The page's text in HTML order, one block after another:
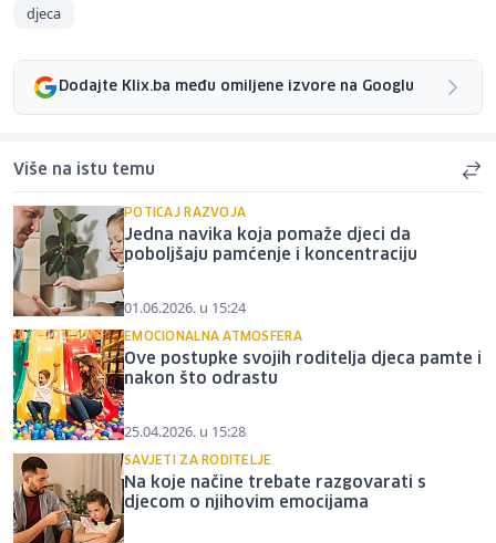
djeca
Dodajte Klix.ba među omiljene izvore na Googlu
Više na istu temu
POTICAJ RAZVOJA
Jedna navika koja pomaže djeci da
poboljšaju pamćenje i koncentraciju
01.06.2026. u 15:24
EMOCIONALNA ATMOSFERA
Ove postupke svojih roditelja djeca pamte i
nakon što odrastu
25.04.2026. u 15:28
SAVJETI ZA RODITELJE
Na koje načine trebate razgovarati s
djecom o njihovim emocijama